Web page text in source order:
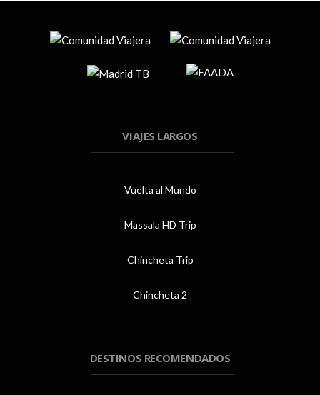
VIAJES LARGOS
Vuelta al Mundo
Massala HD Trip
Chincheta Trip
Chincheta 2
DESTINOS RECOMENDADOS